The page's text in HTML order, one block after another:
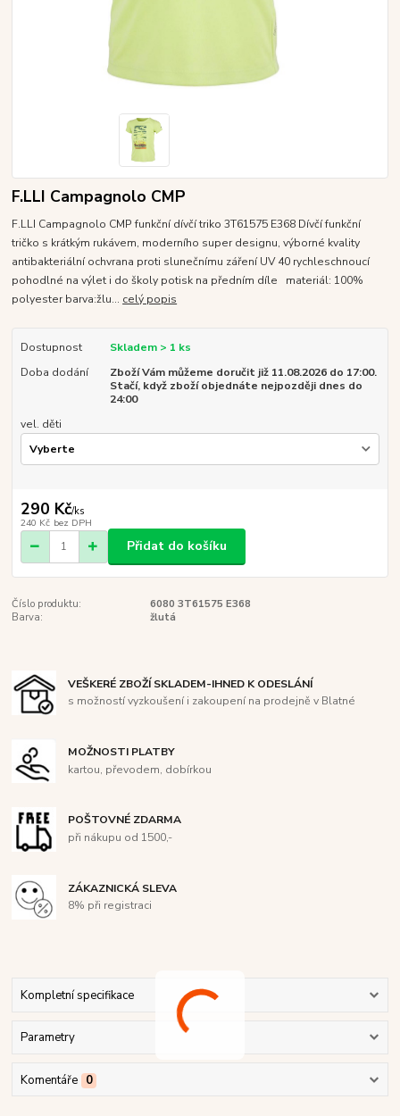
F.LLI Campagnolo CMP
F.LLI Campagnolo CMP funkční dívčí triko 3T61575 E368 Dívčí funkční
tričko s krátkým rukávem, moderního super designu, výborné kvality
antibakteriální ochvrana proti slunečnímu záření UV 40 rychleschnoucí
pohodlné na výlet i do školy potisk na předním díle materiál: 100%
polyester barva:žlu... celý popis
Dostupnost
Skladem > 1 ks
Doba dodání
Zboží Vám můžeme doručit již 11.08.2026 do 17:00.
Stačí, když zboží objednáte nejpozději dnes do
24:00
vel. děti
290 Kč/ks
240 Kč bez DPH
Přidat do košíku
Číslo produktu:
6080 3T61575 E368
Barva:
žlutá
VEŠKERÉ ZBOŽÍ SKLADEM-IHNED K ODESLÁNÍ
s možností vyzkoušení i zakoupení na prodejně v Blatné
MOŽNOSTI PLATBY
kartou, převodem, dobírkou
POŠTOVNÉ ZDARMA
při nákupu od 1500,-
ZÁKAZNICKÁ SLEVA
8% při registraci
Kompletní specifikace
Parametry
Komentáře 0